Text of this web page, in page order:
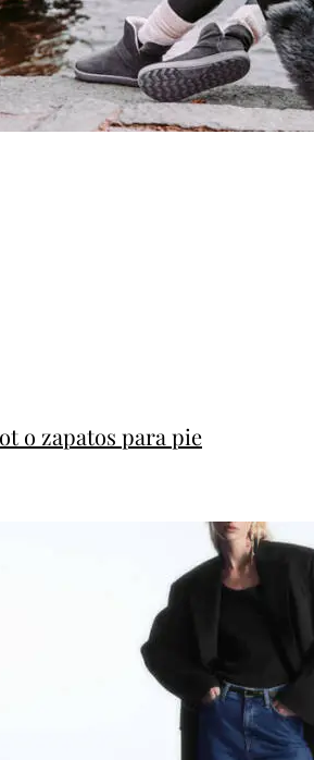
o zapatos para pie